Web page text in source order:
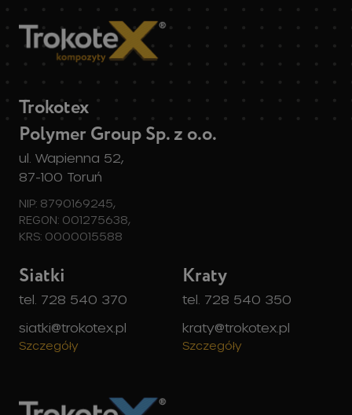
Trokotex
Polymer Group Sp. z o.o.
ul. Wapienna 52,
87-100 Toruń
NIP: 8790169245,
REGON: 001275638,
KRS: 0000015588
Siatki
tel. 728 540 370
siatki@trokotex.pl
Szczegóły
Kraty
tel. 728 540 350
kraty@trokotex.pl
Szczegóły